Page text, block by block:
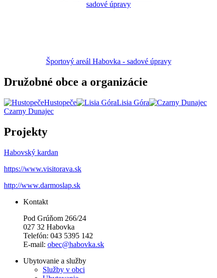
Športový areál Habovka - sadové úpravy
Družobné obce a organizácie
Hustopeče
Lisia Góra
Czarny Dunajec
Projekty
Habovský kardan
https://www.visitorava.sk
http://www.darmoslap.sk
Kontakt
Pod Grúňom 266/24
027 32 Habovka
Telefón: 043 5395 142
E-mail: obec@habovka.sk
Ubytovanie a služby
Služby v obci